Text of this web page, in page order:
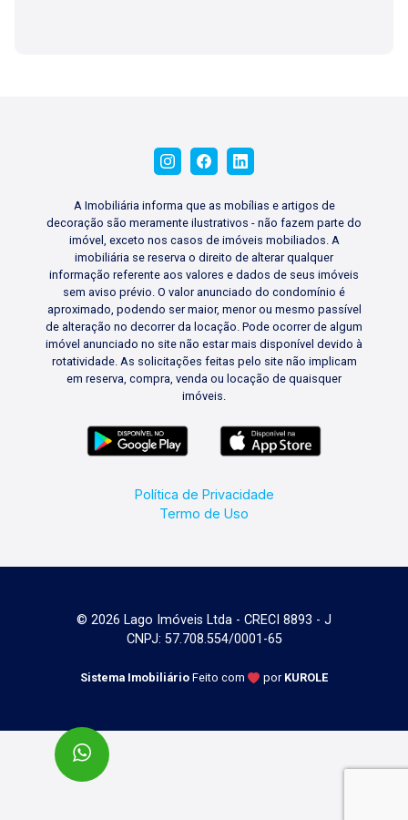
A Imobiliária informa que as mobílias e artigos de
decoração são meramente ilustrativos - não fazem parte do
imóvel, exceto nos casos de imóveis mobiliados. A
imobiliária se reserva o direito de alterar qualquer
informação referente aos valores e dados de seus imóveis
sem aviso prévio. O valor anunciado do condomínio é
aproximado, podendo ser maior, menor ou mesmo passível
de alteração no decorrer da locação. Pode ocorrer de algum
imóvel anunciado no site não estar mais disponível devido à
rotatividade. As solicitações feitas pelo site não implicam
em reserva, compra, venda ou locação de quaisquer
imóveis.
Política de Privacidade
Termo de Uso
© 2026 Lago Imóveis Ltda - CRECI 8893 - J
CNPJ: 57.708.554/0001-65
Sistema Imobiliário Feito com por KUROLE